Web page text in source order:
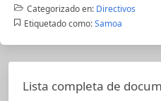
Categorizado en: Directivos
Etiquetado como: Samoa
Lista completa de